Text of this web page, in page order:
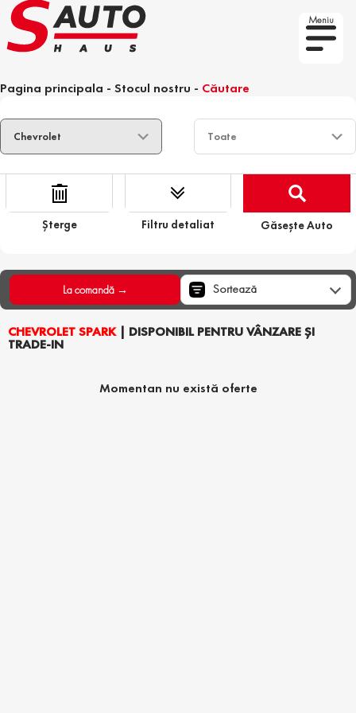
Meniu
Pagina principala - Stocul nostru - Căutare
Șterge Filtru detaliat Găsește Auto
CHEVROLET SPARK| DISPONIBIL PENTRU VÂNZARE ȘI
TRADE-IN
La comandă → Sortează
Momentan nu există oferte